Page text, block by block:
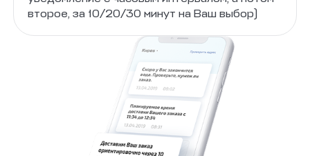
второе, за 10/20/30 минут на Ваш выбор)